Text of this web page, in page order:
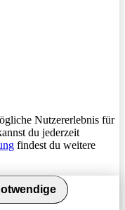
Nutzererlebnis für
du jederzeit
findest du weitere